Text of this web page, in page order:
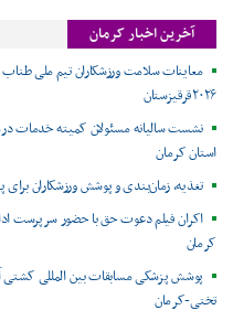
آخرین اخبار کرمان
معاینات سلامت ورزشکاران تیم ملی
۲۰۲۶قرقیزستان
نشست سالیانه مسئولان کمیته خدمات
استان کرمان
تغذیه، زمان‌بندی و پوشش ورزشکاران
اکران فیلم دعوت حق با حضور سرپرست
کرمان
پوشش پزشکی مسابقات بین المللی کشتی
تختی-کرمان